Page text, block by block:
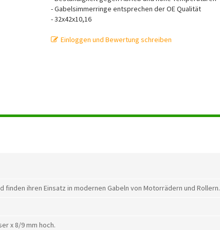
- Gabelsimmerringe entsprechen der OE Qualität
- 32x42x10,16
Einloggen und Bewertung schreiben
ihren Einsatz in modernen Gabeln von Motorrädern und Rollern.
x 8/9 mm hoch.